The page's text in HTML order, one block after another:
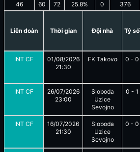
46 60 72 25.8% 0 376
Liên đoàn Thời gian Đội nhà Tỷ số
INT CF
01/08/2026
21:30
FK Takovo 0 - 0
INT CF
26/07/2026
23:00
Sloboda
Uzice
Sevojno
0 - 1
INT CF
16/07/2026
21:30
Sloboda
Uzice
Sevojno
0 - 0